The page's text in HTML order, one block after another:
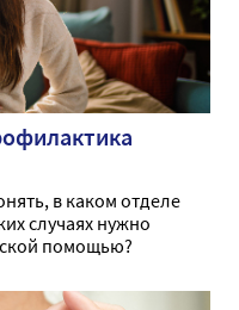
в каком отделе
случаях нужно
помощью?